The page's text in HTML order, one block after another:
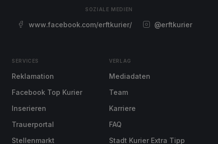
SOZIALE MEDIEN
www.facebook.com/erftkurier/ @erftkurier
SERVICES
Reklamation
Facebook Top Kurier
Inserieren
Trauerportal
Stellenmarkt
VERLAG
Mediadaten
Team
Karriere
FAQ
Stadt Kurier Extra Tipp